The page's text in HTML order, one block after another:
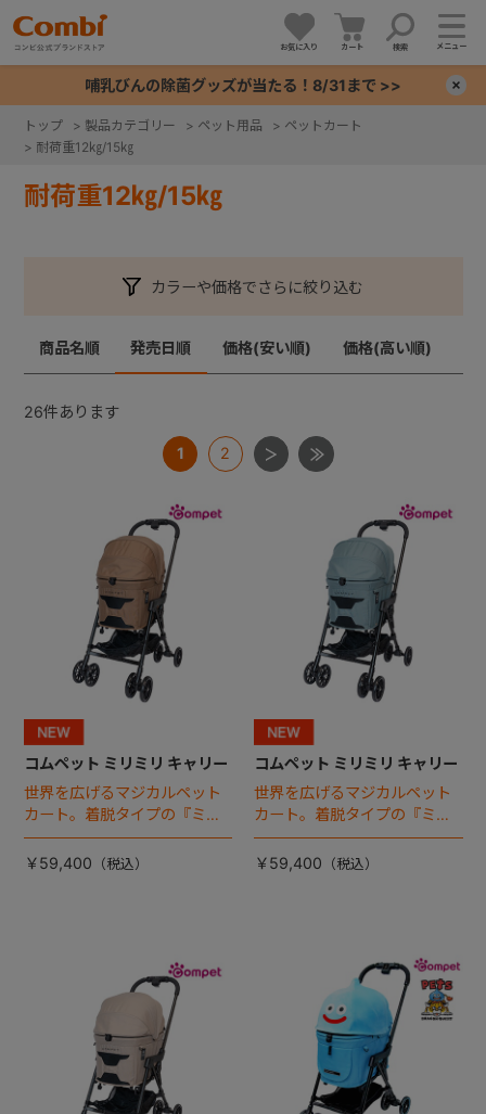
お気に入り カート 検索 メニュー
哺乳びんの除菌グッズが当たる！8/31まで >>
トップ > 製品カテゴリー > ペット用品 > ペットカート
> 耐荷重12㎏/15㎏
耐荷重12㎏/15㎏
カラーや価格でさらに絞り込む
商品名順 発売日順 価格(安い順) 価格(高い順)
26件あります
1 2
コムペット ミリミリ キャリー
世界を広げるマジカルペット
カート。着脱タイプの『ミリ
ミリ キャリー』 からアースカ
ラーが登場！
￥59,400
コムペット ミリミリ キャリー
世界を広げるマジカルペット
カート。着脱タイプの『ミリ
ミリ キャリー』 からアースカ
ラーが登場！
￥59,400